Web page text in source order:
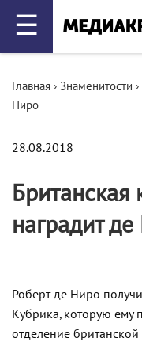
☰
Главная › Знаменитости ›
Ниро
28.08.2018
Британская
наградит
Роберт де Ниро
Кубрика, которую ему
отделение